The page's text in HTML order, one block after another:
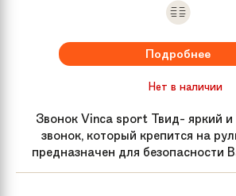
Подробнее
Нет в наличии
Звонок Vinca sport Твид- яркий и
звонок, который крепится на
предназначен для безопасности